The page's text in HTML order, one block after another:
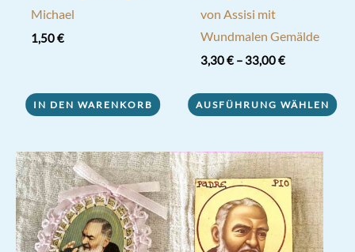
Michael
1,50€
IN DEN WARENKORB
von Assisi mit
Wundmalen Gemälde
3,30€– 33,00€
AUSFÜHRUNG WÄHLEN
Produkt
mehrere
Varianten
auf.
Die
Optionen